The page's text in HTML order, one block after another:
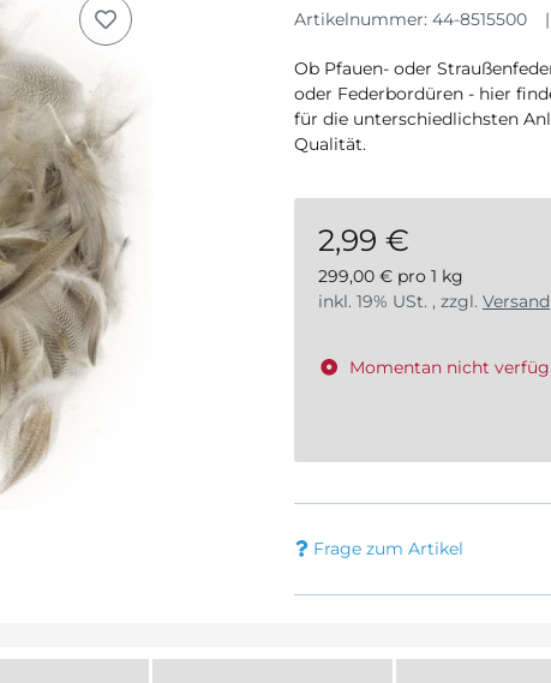
Artikelnummer: 44-8515500
Ob Pfauen- oder
oder Federbordüren - hier
für die unterschiedlichsten
Qualität.
2,99 €
299,00 € pro 1 kg
inkl. 19% USt. , zzgl. Versand
Momentan nicht
Frage zum Artikel